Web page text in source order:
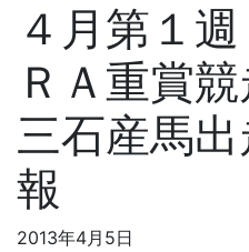
４月第１
ＲＡ重賞
三石産馬
報
2013年4月5日